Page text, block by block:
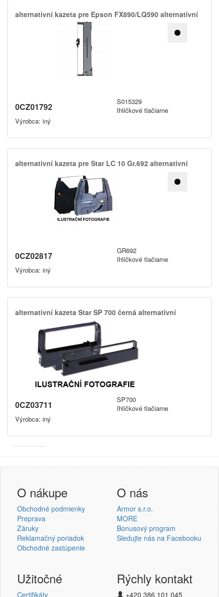
alternativní kazeta pre Epson FX890/​LQ590 alternativní
0CZ01792
Výrobca: iný
S015329
Ihličkové tlačiarne
alternativní kazeta pre Star LC 10 Gr.​692 alternativní
0CZ02817
Výrobca: iný
GR692
Ihličkové tlačiarne
alternativní kazeta Star SP 700 černá alternativní
0CZ03711
Výrobca: iný
SP700
Ihličkové tlačiarne
Prihlásenie užívateľa
Prihlásiť sa
O nákupe
Obchodné podmienky
Preprava
Záruky
Reklamačný poriadok
Obchodné zastúpenie
O nás
Armor s.r.o.
MORE
Bonusový program
Sledujte nás na Facebooku
Užitočné
Certifikáty
Rýchly kontakt
+420 386 101 045